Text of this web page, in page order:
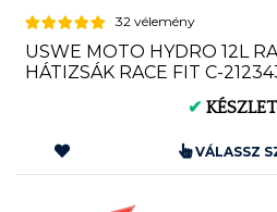
32 vélemény
USWE MOTO HYDRO 12L
HÁTIZSÁK RACE FIT C-
✔
VÁLASSZ